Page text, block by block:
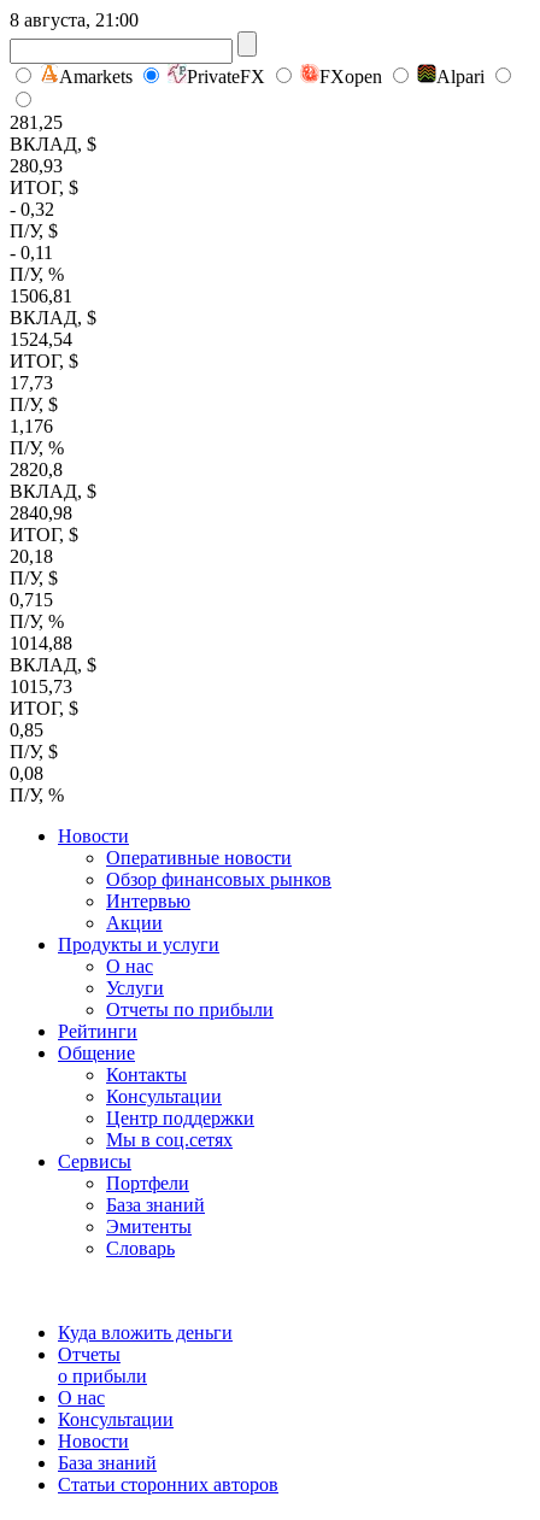
8 августа, 21:00
Amarkets PrivateFX FXopen Alpari
281,25
ВКЛАД, $
280,93
ИТОГ, $
- 0,32
П/У, $
- 0,11
П/У, %
1506,81
ВКЛАД, $
1524,54
ИТОГ, $
17,73
П/У, $
1,176
П/У, %
2820,8
ВКЛАД, $
2840,98
ИТОГ, $
20,18
П/У, $
0,715
П/У, %
1014,88
ВКЛАД, $
1015,73
ИТОГ, $
0,85
П/У, $
0,08
П/У, %
Новости
Оперативные новости
Обзор финансовых рынков
Интервью
Акции
Продукты и услуги
О нас
Услуги
Отчеты по прибыли
Рейтинги
Общение
Контакты
Консультации
Центр поддержки
Мы в соц.сетях
Сервисы
Портфели
База знаний
Эмитенты
Словарь
Куда вложить деньги
Отчеты
о прибыли
О нас
Консультации
Новости
База знаний
Статьи сторонних авторов